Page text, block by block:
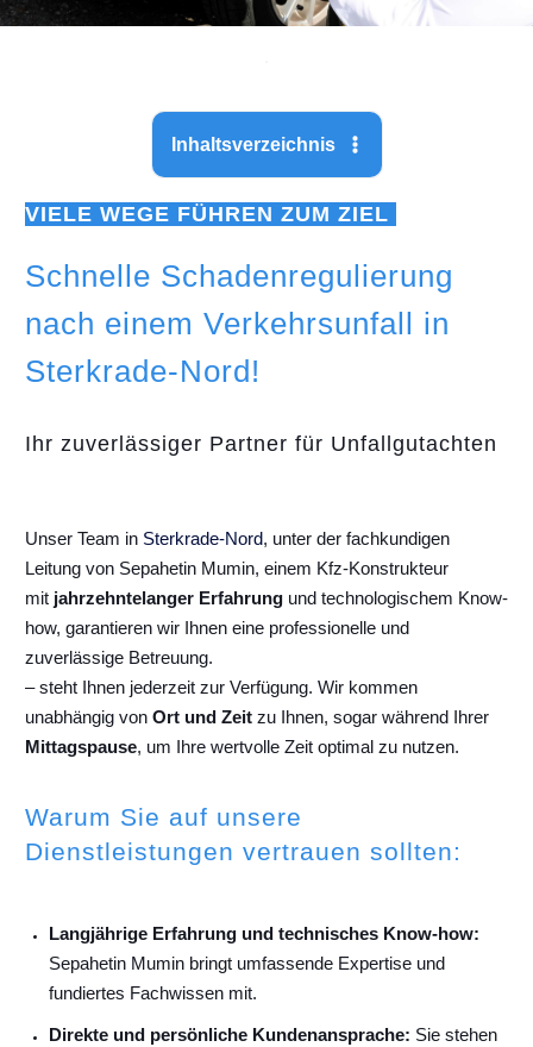
Inhaltsverzeichnis
VIELE WEGE FÜHREN ZUM ZIEL
Schnelle Schadenregulierung
nach einem Verkehrsunfall in
Sterkrade-Nord!
Ihr zuverlässiger Partner für Unfallgutachten
Unser Team in Sterkrade-Nord, unter der fachkundigen
Leitung von Sepahetin Mumin, einem Kfz-Konstrukteur
mit jahrzehntelanger Erfahrung und technologischem Know-
how, garantieren wir Ihnen eine professionelle und
zuverlässige Betreuung.
– steht Ihnen jederzeit zur Verfügung. Wir kommen
unabhängig von Ort und Zeit zu Ihnen, sogar während Ihrer
Mittagspause, um Ihre wertvolle Zeit optimal zu nutzen.
Warum Sie auf unsere
Dienstleistungen vertrauen sollten:
Langjährige Erfahrung und technisches Know-how:
Sepahetin Mumin bringt umfassende Expertise und
fundiertes Fachwissen mit.
Direkte und persönliche Kundenansprache: Sie stehen